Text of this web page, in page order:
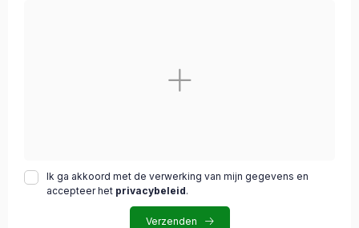
Ik ga akkoord met de verwerking van mijn gegevens en
accepteer het privacybeleid.
Verzenden